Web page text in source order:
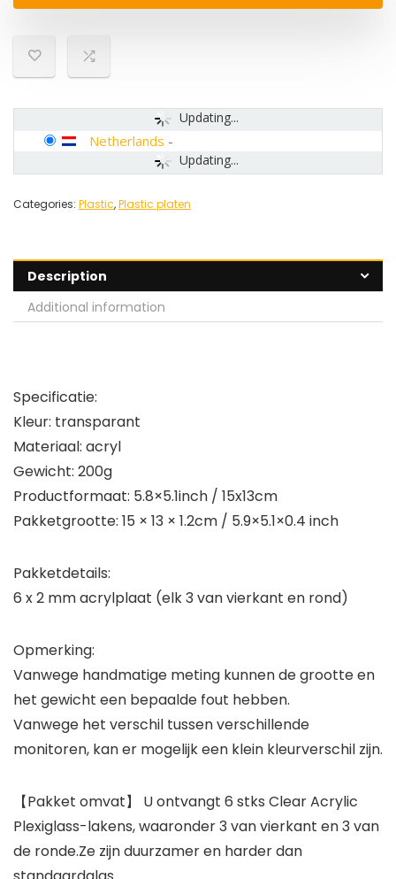
Updating...
Updating...
Netherlands -
Categories: Plastic,Plastic platen
Description
Additional information
Specificatie:
Kleur: transparant
Materiaal: acryl
Gewicht: 200g
Productformaat: 5.8×5.1inch / 15x13cm
Pakketgrootte: 15 × 13 × 1.2cm / 5.9×5.1×0.4 inch
Pakketdetails:
6 x 2 mm acrylplaat (elk 3 van vierkant en rond)
Opmerking:
Vanwege handmatige meting kunnen de grootte en
het gewicht een bepaalde fout hebben.
Vanwege het verschil tussen verschillende
monitoren, kan er mogelijk een klein kleurverschil zijn.
【Pakket omvat】 U ontvangt 6 stks Clear Acrylic
Plexiglass-lakens, waaronder 3 van vierkant en 3 van
de ronde.Ze zijn duurzamer en harder dan